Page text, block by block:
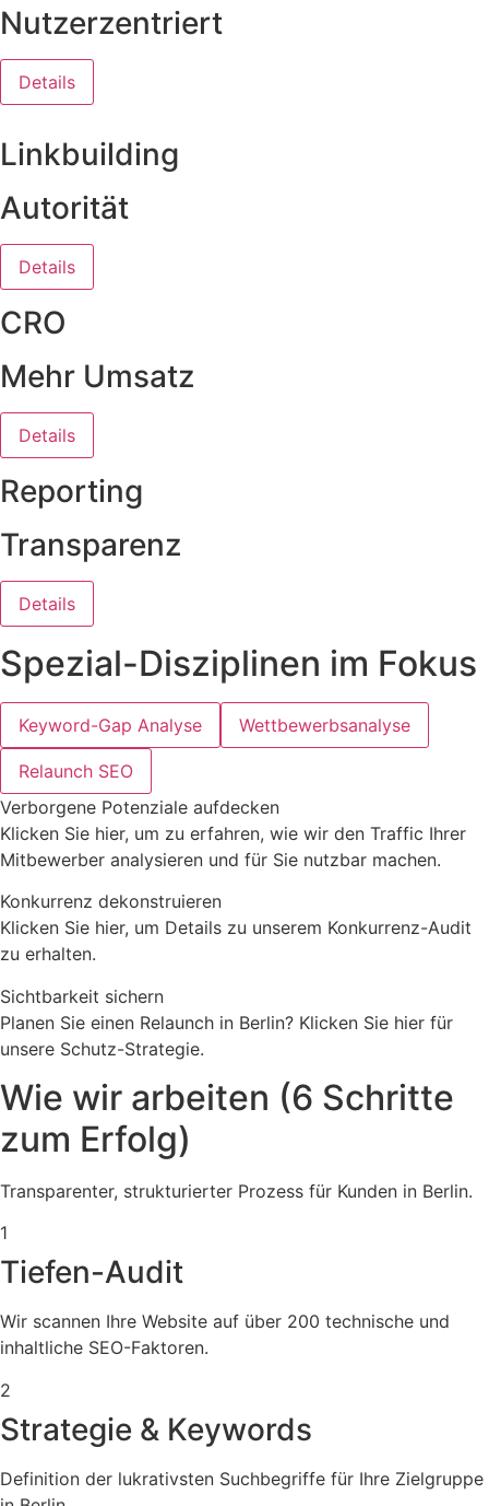
Nutzerzentriert
Details
Linkbuilding
Autorität
Details
CRO
Mehr Umsatz
Details
Reporting
Transparenz
Details
Spezial-Disziplinen im Fokus
Keyword-Gap Analyse Wettbewerbsanalyse
Relaunch SEO
Verborgene Potenziale aufdecken
Klicken Sie hier, um zu erfahren, wie wir den Traffic Ihrer
Mitbewerber analysieren und für Sie nutzbar machen.
Konkurrenz dekonstruieren
Klicken Sie hier, um Details zu unserem Konkurrenz-Audit
zu erhalten.
Sichtbarkeit sichern
Planen Sie einen Relaunch in Berlin? Klicken Sie hier für
unsere Schutz-Strategie.
Wie wir arbeiten (6 Schritte
zum Erfolg)
Transparenter, strukturierter Prozess für Kunden in Berlin.
1
Tiefen-Audit
Wir scannen Ihre Website auf über 200 technische und
inhaltliche SEO-Faktoren.
2
Strategie & Keywords
Definition der lukrativsten Suchbegriffe für Ihre Zielgruppe